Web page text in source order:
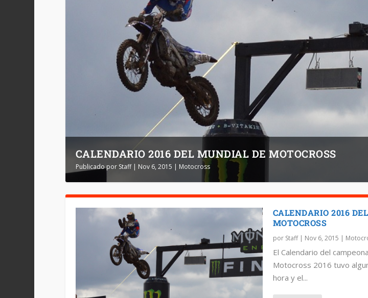
CALENDARIO 2016 DEL MUNDIAL DE MOTOCROSS
Publicado por Staff| Nov 6, 2015 | Motocross
CALENDARIO 2016
MOTOCROSS
por Staff| Nov 6, 2015 |
El Calendario del
Motocross 2016 tuvo
hora y el...